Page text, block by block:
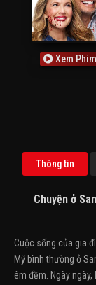
Xem Phim
Thông tin
Chuyện ở
Cuộc sống của gia
Mỹ bình thường ở
êm đềm. Ngày